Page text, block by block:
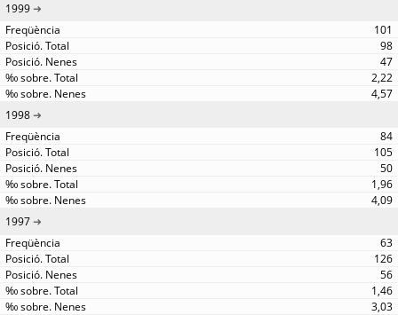
1999
101
98
47
2,22
4,57
1998
84
105
50
1,96
4,09
1997
63
126
56
1,46
3,03